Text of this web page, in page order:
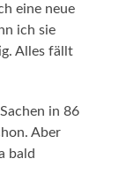
eine neue
ich sie
Alles fällt
in 86
Aber
bald